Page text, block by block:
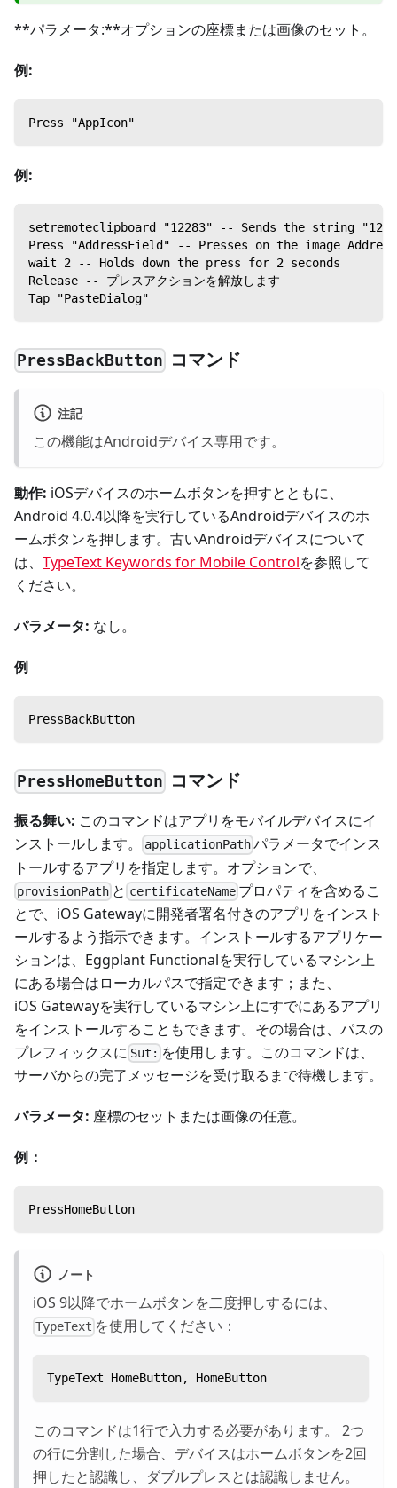
**パラメータ:**オプションの座標または画像のセット。
例:
Press "AppIcon"
例:
setremoteclipboard "12283" -- Sends the string
Press "AddressField" -- Presses on the image
wait 2 -- Holds down the press for 2 seconds
Release -- プレスアクションを解放します
Tap "PasteDialog"
PressBackButton コマンド
注記
この機能はAndroidデバイス専用です。
動作: iOSデバイスのホームボタンを押すとともに、
Android 4.0.4以降を実行しているAndroidデバイスのホ
ームボタンを押します。古いAndroidデバイスについて
は、 TypeText Keywords for Mobile Controlを参照して
ください。
パラメータ: なし。
例
PressBackButton
PressHomeButton コマンド
振る舞い: このコマンドはアプリをモバイルデバイスにイ
ンストールします。
applicationPath パラメータでインス
トールするアプリを指定します。オプションで、
provisionPath と certificateNameプロパティを含めるこ
とで、iOS Gatewayに開発者署名付きのアプリをインスト
ールするよう指示できます。インストールするアプリケー
ションは、Eggplant Functionalを実行しているマシン上
にある場合はローカルパスで指定できます；また、
iOS Gatewayを実行しているマシン上にすでにあるアプリ
をインストールすることもできます。その場合は、パスの
プレフィックスに Sut: を使用します。このコマンドは、
サーバからの完了メッセージを受け取るまで待機します。
パラメータ: 座標のセットまたは画像の任意。
例：
PressHomeButton
ノート
iOS 9以降でホームボタンを二度押しするには、
TypeText を使用してください：
TypeText HomeButton, HomeButton
このコマンドは1行で入力する必要があります。 2つ
の行に分割した場合、デバイスはホームボタンを2回
押したと認識し、ダブルプレスとは認識しません。